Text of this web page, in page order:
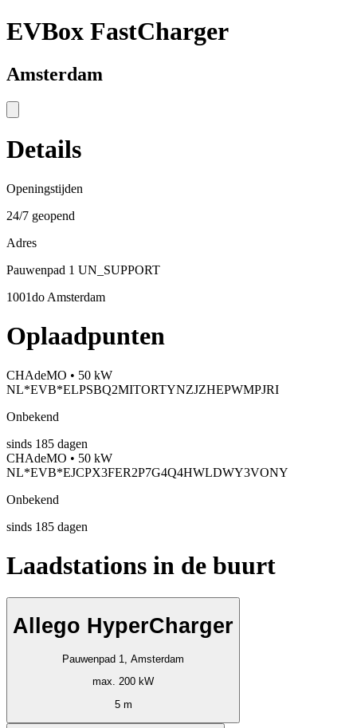
EVBox FastCharger
Amsterdam
Details
Openingstijden
24/7 geopend
Adres
Pauwenpad 1 UN_SUPPORT
1001do Amsterdam
Oplaadpunten
CHAdeMO • 50 kW
NL*EVB*ELPSBQ2MITORTYNZJZHEPWMPJRI
Onbekend
sinds 185 dagen
CHAdeMO • 50 kW
NL*EVB*EJCPX3FER2P7G4Q4HWLDWY3VONY
Onbekend
sinds 185 dagen
Laadstations in de buurt
Allego HyperCharger
Pauwenpad 1, Amsterdam
max. 200 kW
5 m